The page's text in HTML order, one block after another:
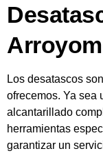
Los desatascos
ofrecemos. Ya sea
alcantarillado
herramientas
garantizar un